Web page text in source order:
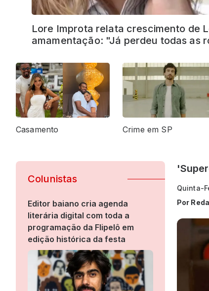
Detalhes do casamento de Davi
Casamento Crime em SP
Colunistas
Editor baiano cria agenda
literária digital com toda a
programação da Flipelô em
edição histórica da festa
Quinta-
Por